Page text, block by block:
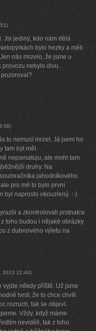
)
Jsi jediný, kdo nám dělá
bylo hezky a měli
nás mrzelo, že jsme u
provozu nebylo divu.
pozoroval?
)
to nemusí mrzet. Já jsem ho
tam být měl.
nepamatuju, ale mohl tam
druhy. Na
jahodníkového.
pro mě to bylo první
byl naprosto okouzlený. :-)
a zkontrolovali prstnatce
toho budou i nějaké obrázky
z dubnového výletu na
2013 22:44)
vyjde někdy příště. Už jsme
tvrdí, že to chce chvíli
rozruch, tak se objeví.
Vždy, když máme
neviděli, tak z toho